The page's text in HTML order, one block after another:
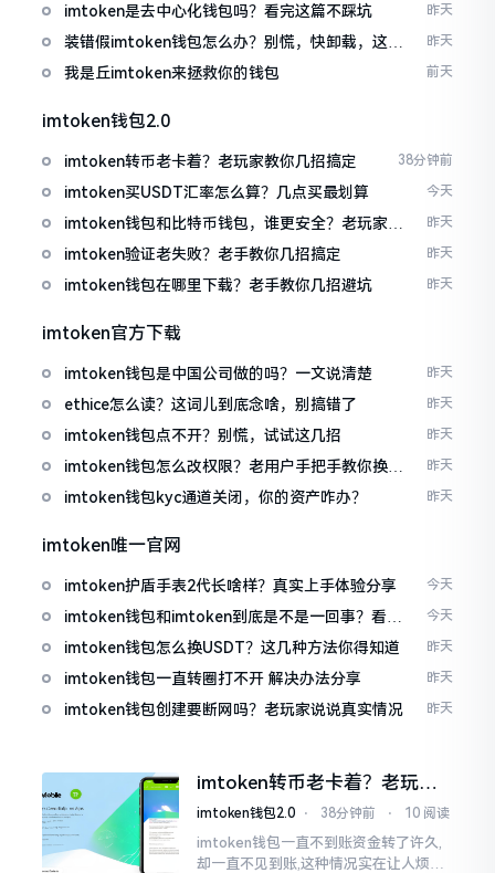
imtoken是去中心化钱包吗？看完这篇不踩坑 昨天
装错假imtoken钱包怎么办？别慌，快卸载，这几
招能救急
昨天
我是丘imtoken来拯救你的钱包 前天
imtoken钱包2.0
imtoken转币老卡着？老玩家教你几招搞定 38分钟前
imtoken买USDT汇率怎么算？几点买最划算 今天
imtoken钱包和比特币钱包，谁更安全？老玩家来
聊聊
昨天
imtoken验证老失败？老手教你几招搞定 昨天
imtoken钱包在哪里下载？老手教你几招避坑 昨天
imtoken官方下载
imtoken钱包是中国公司做的吗？一文说清楚 昨天
ethice怎么读？这词儿到底念啥，别搞错了 昨天
imtoken钱包点不开？别慌，试试这几招 昨天
imtoken钱包怎么改权限？老用户手把手教你换主
人
昨天
imtoken钱包kyc通道关闭，你的资产咋办？ 昨天
imtoken唯一官网
imtoken护盾手表2代长啥样？真实上手体验分享 今天
imtoken钱包和imtoken到底是不是一回事？看完
就懂了
今天
imtoken钱包怎么换USDT？这几种方法你得知道 昨天
imtoken钱包一直转圈打不开 解决办法分享 昨天
imtoken钱包创建要断网吗？老玩家说说真实情况 昨天
imtoken转币老卡着？老玩家
教你几招搞定
imtoken钱包2.0 ⋅ 38分钟前 ⋅ 10 阅读
imtoken钱包一直不到账资金转了许久,
却一直不见到账,这种情况实在让人烦躁,